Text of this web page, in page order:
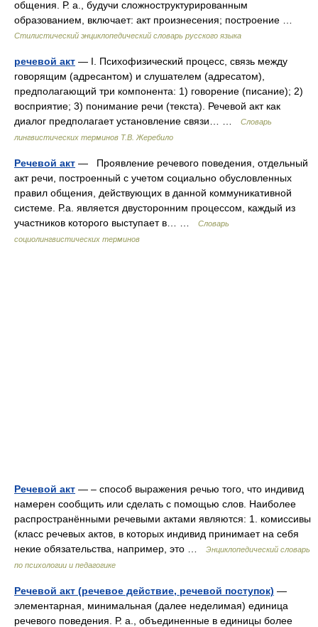
общения. Р. а., будучи сложноструктурированным
образованием, включает: акт произнесения; построение …
Стилистический энциклопедический словарь русского языка
речевой акт — I. Психофизический процесс, связь между
говорящим (адресантом) и слушателем (адресатом),
предполагающий три компонента: 1) говорение (писание); 2)
восприятие; 3) понимание речи (текста). Речевой акт как
диалог предполагает установление связи… …
Словарь
лингвистических терминов Т.В. Жеребило
Речевой акт — Проявление речевого поведения, отдельный
акт речи, построенный с учетом социально обусловленных
правил общения, действующих в данной коммуникативной
системе. Р.а. является двусторонним процессом, каждый из
участников которого выступает в… …
Словарь
социолингвистических терминов
Речевой акт — – способ выражения речью того, что индивид
намерен сообщить или сделать с помощью слов. Наиболее
распространёнными речевыми актами являются: 1. комиссивы
(класс речевых актов, в которых индивид принимает на себя
некие обязательства, например, это …
Энциклопедический словарь
по психологии и педагогике
Речевой акт (речевое действие, речевой поступок) —
элементарная, минимальная (далее неделимая) единица
речевого поведения. Р. а., объединенные в единицы более